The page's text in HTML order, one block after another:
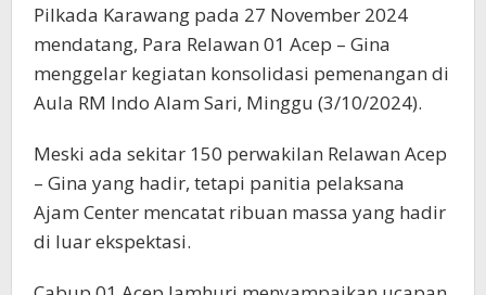
Pilkada Karawang pada 27 November 2024
mendatang, Para Relawan 01 Acep – Gina
menggelar kegiatan konsolidasi pemenangan di
Aula RM Indo Alam Sari, Minggu (3/10/2024).
Meski ada sekitar 150 perwakilan Relawan Acep
– Gina yang hadir, tetapi panitia pelaksana
Ajam Center mencatat ribuan massa yang hadir
di luar ekspektasi.